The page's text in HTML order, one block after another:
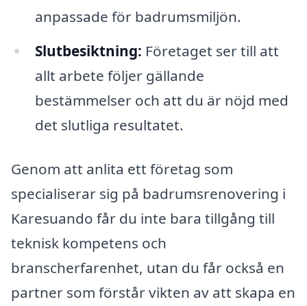
anpassade för badrumsmiljön.
Slutbesiktning: Företaget ser till att
allt arbete följer gällande
bestämmelser och att du är nöjd med
det slutliga resultatet.
Genom att anlita ett företag som
specialiserar sig på badrumsrenovering i
Karesuando får du inte bara tillgång till
teknisk kompetens och
branscherfarenhet, utan du får också en
partner som förstår vikten av att skapa en